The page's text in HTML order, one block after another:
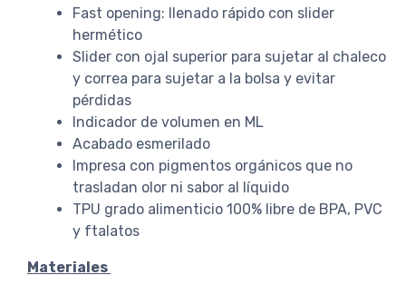
Fast opening: llenado rápido con slider
hermético
Slider con ojal superior para sujetar al chaleco
y correa para sujetar a la bolsa y evitar
pérdidas
Indicador de volumen en ML
Acabado esmerilado
Impresa con pigmentos orgánicos que no
trasladan olor ni sabor al líquido
TPU grado alimenticio 100% libre de BPA, PVC
y ftalatos
Materiales